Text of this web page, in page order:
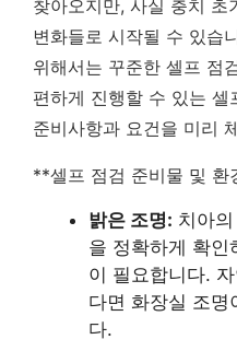
찾아오지만, 사실 충치 초
변화들로 시작될 수 있습
위해서는 꾸준한 셀프 점
편하게 진행할 수 있는
준비사항과 요건을 미리
**셀프 점검 준비물 및 환
밝은 조명: 치아
을 정확하게 확인
이 필요합니다.
다면 화장실 조명
다.